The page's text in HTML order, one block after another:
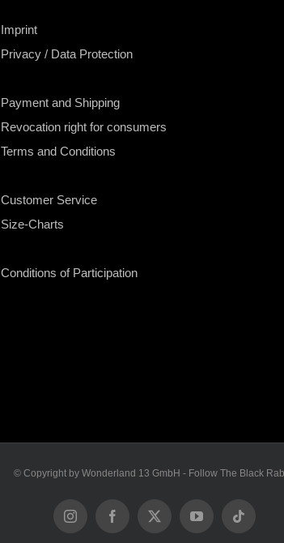
Imprint
Privacy / Data Protection
Payment and Shipping
Revocation right for consumers
Terms and Conditions
Customer Service
Size-Charts
Conditions of Participation
© Copyright by Wonderland 13 GmbH - Follow The Black
InstagramFacebook
X YouTubeTiktok